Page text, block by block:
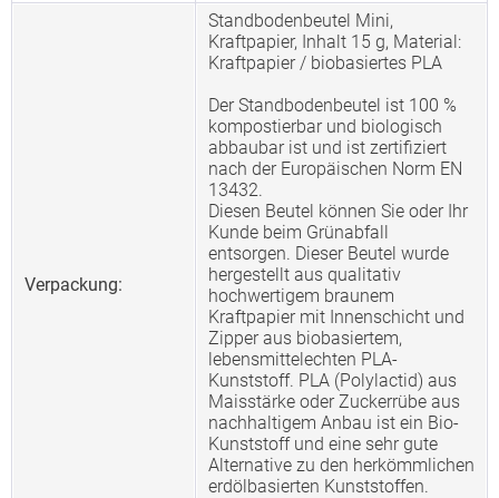
Verpackung:
Standbodenbeutel Mini,
Kraftpapier, Inhalt 15 g, Material:
Kraftpapier / biobasiertes PLA
Der Standbodenbeutel ist 100 %
kompostierbar und biologisch
abbaubar ist und ist zertifiziert
nach der Europäischen Norm EN
13432.
Diesen Beutel können Sie oder Ihr
Kunde beim Grünabfall
entsorgen. Dieser Beutel wurde
hergestellt aus qualitativ
hochwertigem braunem
Kraftpapier mit Innenschicht und
Zipper aus biobasiertem,
lebensmittelechten PLA-
Kunststoff. PLA (Polylactid) aus
Maisstärke oder Zuckerrübe aus
nachhaltigem Anbau ist ein Bio-
Kunststoff und eine sehr gute
Alternative zu den herkömmlichen
erdölbasierten Kunststoffen.